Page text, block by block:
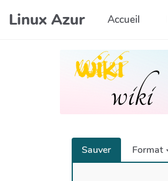
Aller au contenu principal
Linux Azur Accueil
Sauver Format